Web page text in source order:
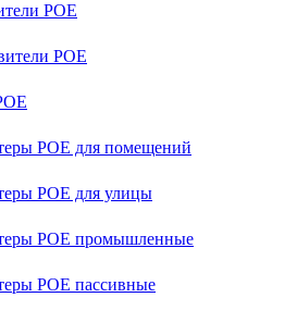
POE
POE
POE для помещений
POE для улицы
POE промышленные
POE пассивные